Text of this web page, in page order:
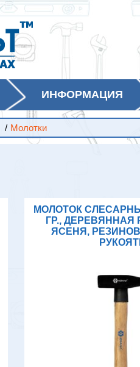
ИНФОРМАЦИЯ
/ Молотки
МОЛОТОК
ГР., ДЕРЕВЯННАЯ
ЯСЕНЯ,